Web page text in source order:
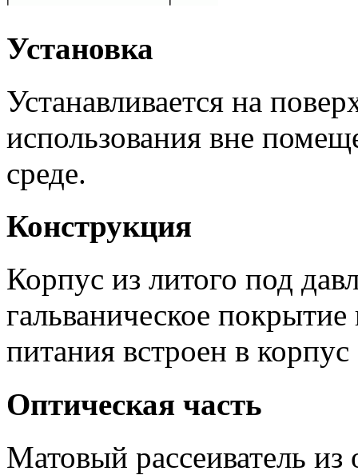
Установка
Устанавливается на
использования вне
среде.
Конструкция
Корпус из литого под
гальваническое
питания встроен в корпус
Оптическая часть
Матовый рассеиватель из